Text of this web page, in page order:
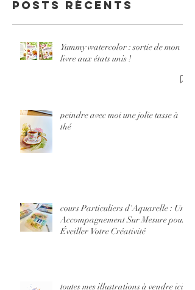
états unis !
Posts Récents
Yummy watercolor : sortie de mon
livre aux états unis !
peindre avec moi une jolie tasse à
thé
cours Particuliers d'Aquarelle : Un
Accompagnement Sur Mesure pour
Éveiller Votre Créativité
toutes mes illustrations à vendre ici